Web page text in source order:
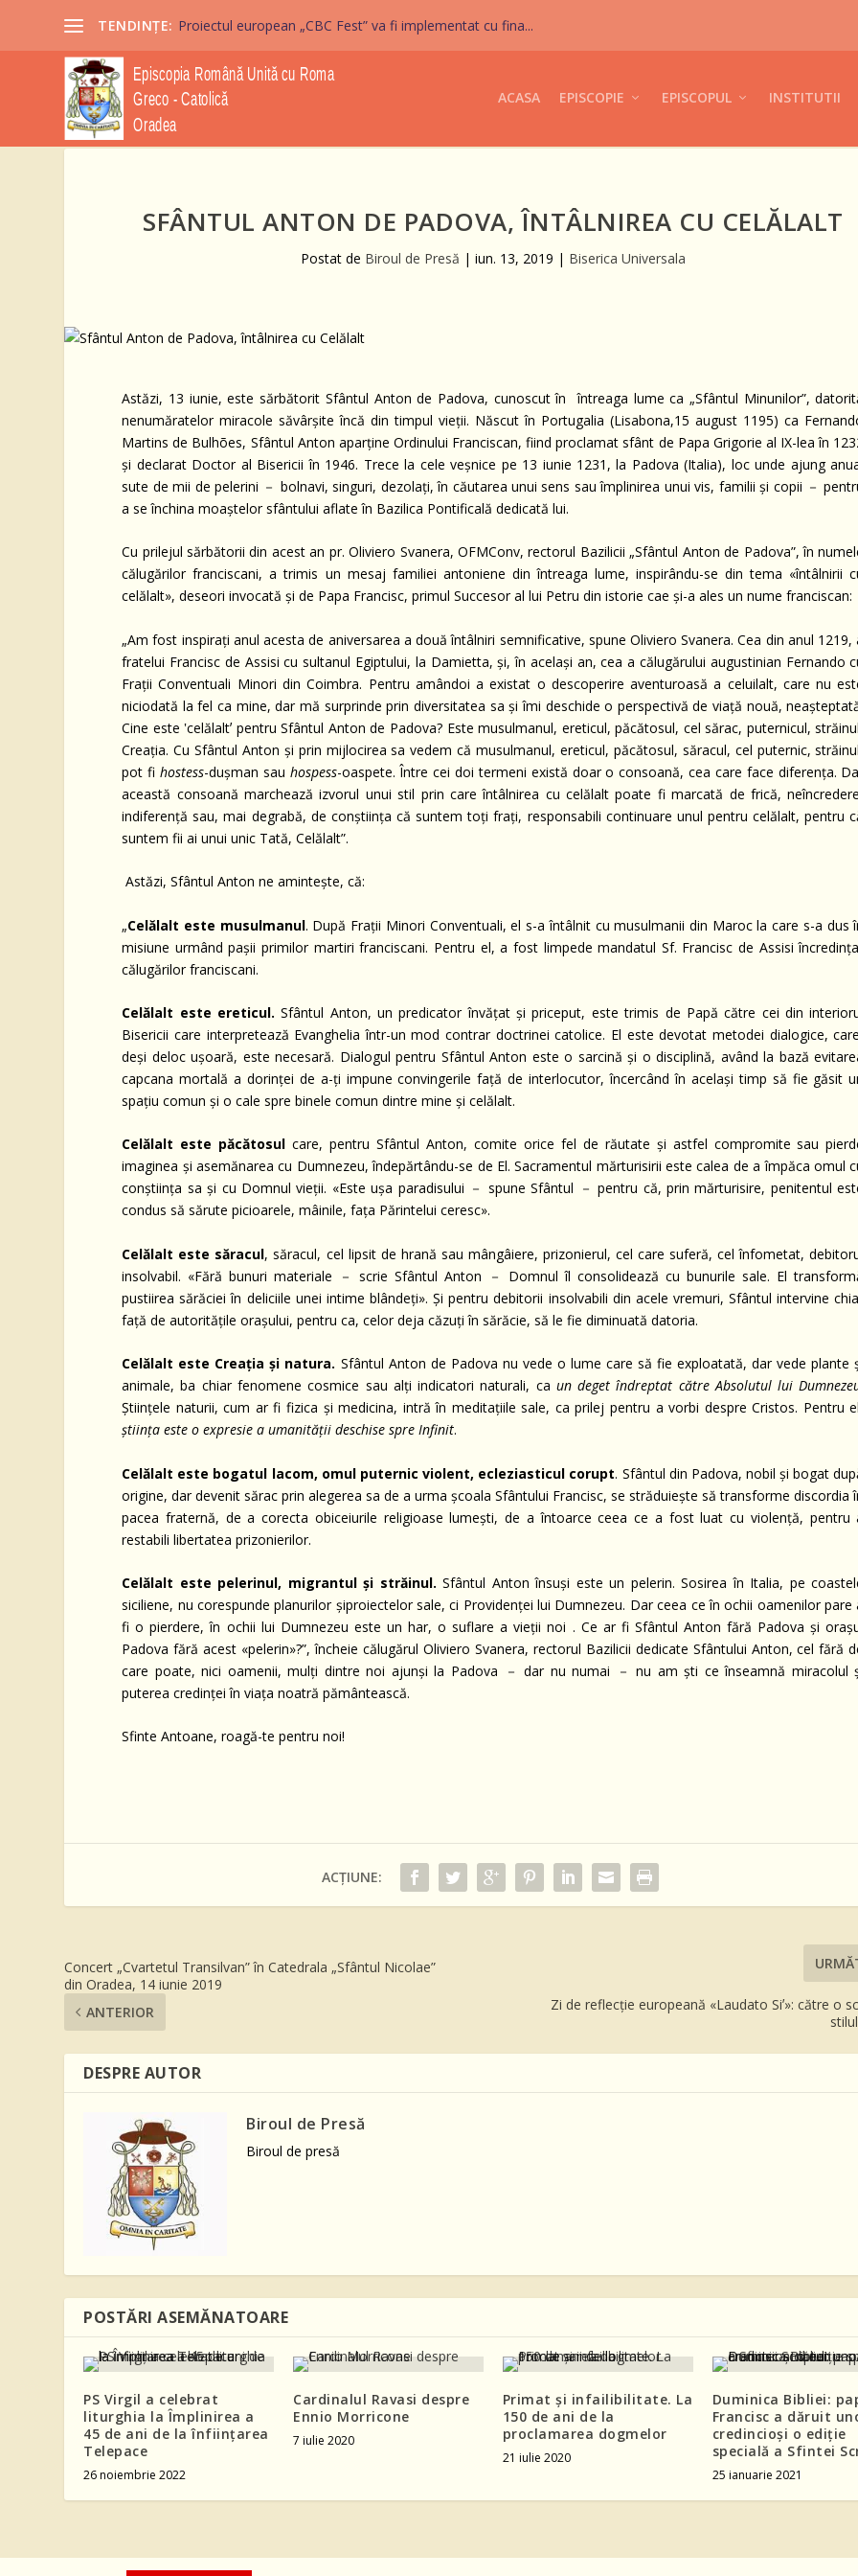
TENDINȚE: Proiectul european „CBC Fest” va fi implementat cu fina...
ACASA EPISCOPIE EPISCOPUL INSTITUTII
SFÂNTUL ANTON DE PADOVA, ÎNTÂLNIREA CU CELĂLALT
Postat de Biroul de Presă | iun. 13, 2019 | Biserica Universala
Astăzi, 13 iunie, este sărbătorit Sfântul Anton de Padova, cunoscut în întreaga lume ca „Sfântul Minunilor”,
nenumăratelor miracole săvârșite încă din timpul vieții. Născut în Portugalia (Lisabona,15 august 1195) ca
Martins de Bulhões, Sfântul Anton aparține Ordinului Franciscan, fiind proclamat sfânt de Papa Grigorie al IX-lea în
și declarat Doctor al Bisericii în 1946. Trece la cele veșnice pe 13 iunie 1231, la Padova (Italia), loc unde ajung
sute de mii de pelerini － bolnavi, singuri, dezolați, în căutarea unui sens sau împlinirea unui vis, familii și copii －
a se închina moaștelor sfântului aflate în Bazilica Pontificală dedicată lui.
Cu prilejul sărbătorii din acest an pr. Oliviero Svanera, OFMConv, rectorul Bazilicii „Sfântul Anton de Padova”, în
călugărilor franciscani, a trimis un mesaj familiei antoniene din întreaga lume, inspirându-se din tema «întâlnirii
celălalt», deseori invocată și de Papa Francisc, primul Succesor al lui Petru din istorie cae și-a ales un nume franciscan:
„Am fost inspirați anul acesta de aniversarea a două întâlniri semnificative, spune Oliviero Svanera. Cea din anul 1219,
fratelui Francisc de Assisi cu sultanul Egiptului, la Damietta, și, în același an, cea a călugărului augustinian Fernando
Frații Conventuali Minori din Coimbra. Pentru amândoi a existat o descoperire aventuroasă a celuilalt, care nu
niciodată la fel ca mine, dar mă surprinde prin diversitatea sa și îmi deschide o perspectivă de viață nouă,
Cine este ‛celălaltʼ pentru Sfântul Anton de Padova? Este musulmanul, ereticul, păcătosul, cel sărac, puternicul,
Creația. Cu Sfântul Anton și prin mijlocirea sa vedem că musulmanul, ereticul, păcătosul, săracul, cel puternic,
pot fi hostess-dușman sau hospess-oaspete. Între cei doi termeni există doar o consoană, cea care face diferența.
această consoană marchează izvorul unui stil prin care întâlnirea cu celălalt poate fi marcată de frică,
indiferență sau, mai degrabă, de conștiința că suntem toți frați, responsabili continuare unul pentru celălalt, pentru
suntem fii ai unui unic Tată, Celălalt”.
Astăzi, Sfântul Anton ne amintește, că:
„Celălalt este musulmanul. După Frații Minori Conventuali, el s-a întâlnit cu musulmanii din Maroc la care s-a dus
misiune urmând pașii primilor martiri franciscani. Pentru el, a fost limpede mandatul Sf. Francisc de Assisi
călugărilor franciscani.
Celălalt este ereticul. Sfântul Anton, un predicator învățat și priceput, este trimis de Papă către cei din
Bisericii care interpretează Evanghelia într-un mod contrar doctrinei catolice. El este devotat metodei dialogice,
deși deloc ușoară, este necesară. Dialogul pentru Sfântul Anton este o sarcină și o disciplină, având la bază
capcana mortală a dorinței de a-ți impune convingerile față de interlocutor, încercând în același timp să fie găsit
spațiu comun și o cale spre binele comun dintre mine și celălalt.
Celălalt este păcătosulcare, pentru Sfântul Anton, comite orice fel de răutate și astfel compromite sau
imaginea și asemănarea cu Dumnezeu, îndepărtându-se de El. Sacramentul mărturisirii este calea de a împăca omul
conștiința sa și cu Domnul vieții. «Este ușa paradisului － spune Sfântul － pentru că, prin mărturisire, penitentul
condus să sărute picioarele, mâinile, fața Părintelui ceresc».
Celălalt este săracul, săracul, cel lipsit de hrană sau mângâiere, prizonierul, cel care suferă, cel înfometat,
insolvabil. «Fără bunuri materiale － scrie Sfântul Anton － Domnul îl consolidează cu bunurile sale. El
pustiirea sărăciei în deliciile unei intime blândeți». Și pentru debitorii insolvabili din acele vremuri, Sfântul intervine
față de autoritățile orașului, pentru ca, celor deja căzuți în sărăcie, să le fie diminuată datoria.
Celălalt este Creația și natura. Sfântul Anton de Padova nu vede o lume care să fie exploatată, dar vede plante
animale, ba chiar fenomene cosmice sau alți indicatori naturali, ca un deget îndreptat către Absolutul lui
Științele naturii, cum ar fi fizica și medicina, intră în meditațiile sale, ca prilej pentru a vorbi despre Cristos. Pentru
știința este o expresie a umanității deschise spre Infinit.
Celălalt este bogatul lacom, omul puternic violent, ecleziasticul corupt. Sfântul din Padova, nobil și bogat
origine, dar devenit sărac prin alegerea sa de a urma școala Sfântului Francisc, se străduiește să transforme discordia
pacea fraternă, de a corecta obiceiurile religioase lumești, de a întoarce ceea ce a fost luat cu violență, pentru
restabili libertatea prizonierilor.
Celălalt este pelerinul, migrantul și străinul. Sfântul Anton însuși este un pelerin. Sosirea în Italia, pe
siciliene, nu corespunde planurilor șiproiectelor sale, ci Providenței lui Dumnezeu. Dar ceea ce în ochii oamenilor pare
fi o pierdere, în ochii lui Dumnezeu este un har, o suflare a vieții noi . Ce ar fi Sfântul Anton fără Padova și
Padova fără acest «pelerin»?”, încheie călugărul Oliviero Svanera, rectorul Bazilicii dedicate Sfântului Anton, cel fără
care poate, nici oamenii, mulți dintre noi ajunși la Padova － dar nu numai － nu am ști ce înseamnă miracolul
puterea credinței în viața noatră pământească.
Sfinte Antoane, roagă-te pentru noi!
ACȚIUNE:
Concert „Cvartetul Transilvan” în Catedrala „Sfântul Nicolae”
din Oradea, 14 iunie 2019
ANTERIOR
Zi de reflecție europeană «Laudato Siʼ»: către o
DESPRE AUTOR
Biroul de Presă
Biroul de presă
POSTĂRI ASEMĂNATOARE
PS Virgil a celebrat
liturghia la Împlinirea a
45 de ani de la înființarea
Telepace
26 noiembrie 2022
Cardinalul Ravasi despre
Ennio Morricone
7 iulie 2020
Primat şi infailibilitate. La
150 de ani de la
proclamarea dogmelor
21 iulie 2020
Duminica Bibliei:
Francisc a dăruit
credincioși o ediție
specială a Sfintei
25 ianuarie 2021